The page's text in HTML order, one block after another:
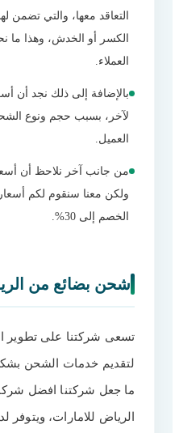
التعاقد معها، والتي تضمن
الكسر أو الخدش، وهذا ما
العملاء.
بالإضافة إلى ذلك نجد أن
لآخر، بسبب حجم ونوع
العميل.
من جانب آخر نلاحظ أن
ولكن معنا سنقوم لكم
الخصم إلى 30%.
شحن بضائع من
تسعى شركتنا على تطوير
لتقديم خدمات الشحن
ما جعل شركتنا افضل
الرياض للامارات،